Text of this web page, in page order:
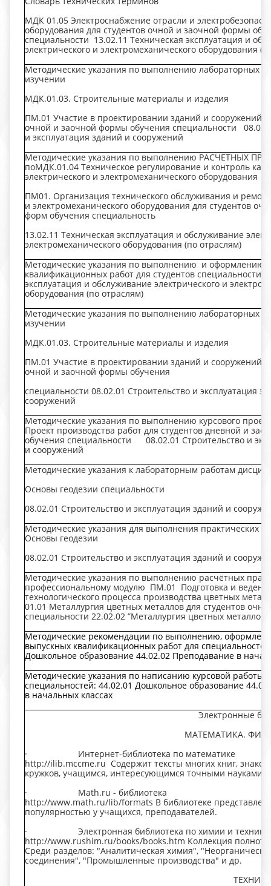
МДК 01.05 Электроснабжение отрасли и
оборудования для студентов очной и заочной формы
специальности 13.02.11 Техническая эксплуатация и
электрического и электромеханического оборудования
Методические указания по выполнению лабораторных
изучении
МДК.01.03. Строительные материалы и изделия
ПМ.01 Участие в проектировании зданий и сооружений
очной и заочной формы обучения специальности
и эксплуатация зданий и сооружений
Методические указания по выполнению РАСЧЕТНЫХ
поМДК.01.04 Техническое регулирование и контроль
электрического и электромеханического оборудования
ПМ01. Организация технического обслуживания и
и электромеханического оборудования для студентов
форм обучения специальность
13.02.11 Техническая эксплуатация и обслуживание
электромеханического оборудования (по отраслям)
Методические указания по выполнению и оформлению
квалификационных работ для студентов специальности
эксплуатация и обслуживание электрического и
оборудования (по отраслям)
Методические указания по выполнению лабораторных
изучении
МДК.01.03. Строительные материалы и изделия
ПМ.01 Участие в проектировании зданий и сооружений
очной и заочной формы обучения
специальности 08.02.01 Строительство и эксплуатация
сооружений
Методические указания по выполнению курсового
Проект производства работ для студентов дневной и
обучения специальности 08.02.01 Строительство и
и сооружений
Методические указания к лабораторным работам
Основы геодезии специальности
08.02.01 Строительство и эксплуатация зданий и
Методические указания для выполнения практических
Основы геодезии
08.02.01 Строительство и эксплуатация зданий и
Методические указания по выполнению расчётных
профессиональному модулю ПМ.01 Подготовка и
технологического процесса производства цветных
01.01 Металлургия цветных металлов для студентов
специальности 22.02.02 ”Металлургия цветных металлов”
Методические рекомендации по выполнению,
выпускных квалификационных работ для
Дошкольное образование 44.02.02 Преподавание в
Методические указания по написанию курсовой работы
специальностей: 44.02.01 Дошкольное образование
в начальных классах
Электронные
МАТЕМАТИКА.
· Интернет-библиотека по математике
http://ilib.mccme.ru Содержит тексты многих книг,
кружков, учащимся, интересующимся точными науками.
· Math.ru - библиотека
http://www.math.ru/lib/formats В библиотеке
популярностью у учащихся, преподавателей.
· Электронная библиотека по химии и технике
http://www.rushim.ru/books/books.htm Коллекция
Среди разделов: "Аналитическая химия",
соединения", "Промышленные производства" и др.
ТЕХНИКА